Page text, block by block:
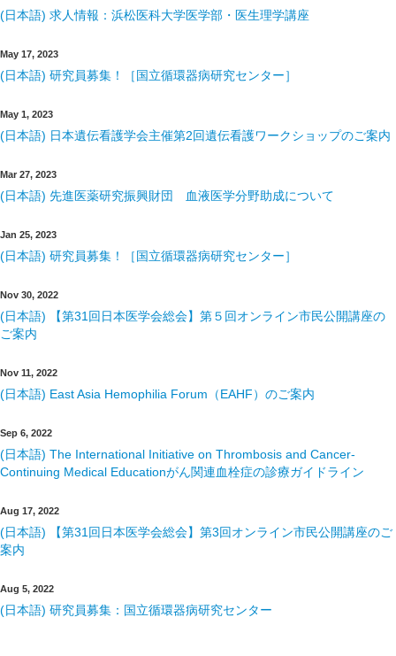
(日本語) 求人情報：浜松医科大学医学部・医生理学講座
May 17, 2023
(日本語) 研究員募集！［国立循環器病研究センター］
May 1, 2023
(日本語) 日本遺伝看護学会主催第2回遺伝看護ワークショップのご案内
Mar 27, 2023
(日本語) 先進医薬研究振興財団 血液医学分野助成について
Jan 25, 2023
(日本語) 研究員募集！［国立循環器病研究センター］
Nov 30, 2022
(日本語) 【第31回日本医学会総会】第５回オンライン市民公開講座の
ご案内
Nov 11, 2022
(日本語) East Asia Hemophilia Forum（EAHF）のご案内
Sep 6, 2022
(日本語) The International Initiative on Thrombosis and Cancer-
Continuing Medical Educationがん関連血栓症の診療ガイドライン
Aug 17, 2022
(日本語) 【第31回日本医学会総会】第3回オンライン市民公開講座のご
案内
Aug 5, 2022
(日本語) 研究員募集：国立循環器病研究センター